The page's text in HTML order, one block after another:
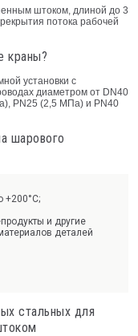
штоком, длиной до 3
потока рабочей
краны?
установки с
диаметром от DN40
PN25 (2,5 МПа) и PN40
шарового
+200°С;
и другие
деталей
стальных для